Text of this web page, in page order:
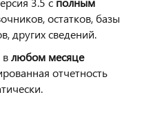
остатков, базы
других сведений.
влюбом месяце
отчетность